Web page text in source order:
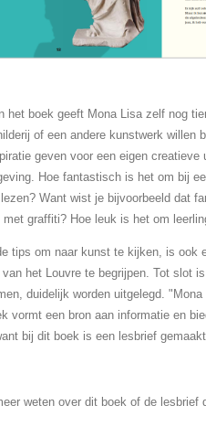
het boek geeft Mona Lisa zelf nog
of een andere kunstwerk willen
geven voor een eigen
Hoe fantastisch is het om bij
Want wist je bijvoorbeeld dat
met graffiti? Hoe leuk is het om
tips om naar kunst te kijken, is ook
van het Louvre te begrijpen. Tot slot
duidelijk worden uitgelegd. "Mona
vormt een bron aan informatieen
bij dit boek is een lesbrief
weten over dit boek of de lesbrief